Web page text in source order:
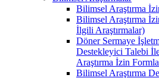
Bilimsel Araştırma
Bilimsel Araştırma
İlgili Araştırmalar)
Döner Sermaye
Destekleyici Talebi
Araştırma İzin
Bilimsel Araştırma